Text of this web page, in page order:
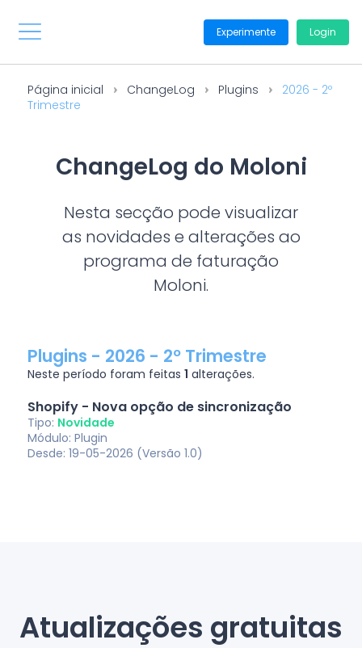
Experimente Login
Página inicial ChangeLog Plugins
2026 - 2º
Trimestre
ChangeLog do Moloni
Nesta secção pode visualizar
as novidades e alterações ao
programa de faturação
Moloni.
Plugins - 2026 - 2º Trimestre
Neste período foram feitas 1 alterações.
Shopify - Nova opção de sincronização
Tipo: Novidade
Módulo: Plugin
Desde: 19-05-2026 (Versão 1.0)
Atualizações gratuitas